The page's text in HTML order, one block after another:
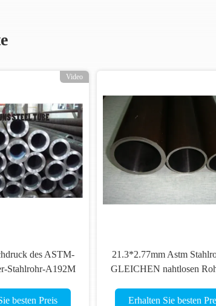
Video
des ASTM-
Stahlrohr-A192M
besten Preis
21.3*2.77mm Astm
GLEICHEN nahtlosen
Erhalten Sie besten